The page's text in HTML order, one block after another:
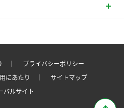
｜
プライバシーポリシー
用にあたり ｜
サイトマップ
バルサイト